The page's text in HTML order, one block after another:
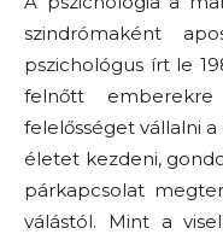
szindrómaként
pszichológus írt le
felnőtt
felelősséget vállalni
életet kezdeni,
párkapcsolat
válástól. Mint a